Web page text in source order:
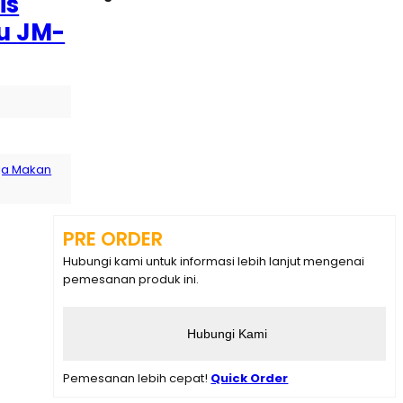
JM-
Makan
PRE ORDER
Hubungi kami untuk informasi lebih lanjut mengenai
pemesanan produk ini.
Hubungi Kami
Pemesanan lebih cepat! Quick Order